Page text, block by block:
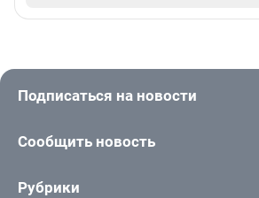
Подписаться на новости
Сообщить новость
Рубрики